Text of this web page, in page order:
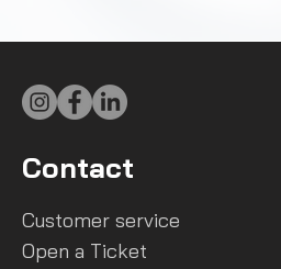
Contact
Customer service
Open a Ticket